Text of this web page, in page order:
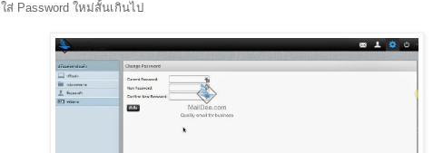
ใส่ Password ใหม่สั้นเกินไป